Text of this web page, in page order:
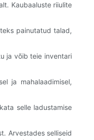
Kaubaaluste riiulite
painutatud talad,
ja võib teie inventari
ja mahalaadimisel,
selle ladustamise
Arvestades selliseid